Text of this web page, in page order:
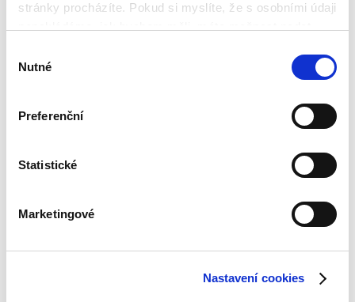
stránky procházíte. Pokud si myslíte, že s osobními údaji
však rádi, pokud se nejdříve obrátíte přímo na nás a
budeme tak moct Váš požadavek obratem vyřešit. Svoje
nastavení můžete kdykoliv změnit v zápatí stránky
„Nastavení cookies“.
souhlasu
Nutné
Preferenční
Statistické
Marketingové
Nastavení cookies
· Vast options of diversification
· Get a yield of up to 17 % p.a.
· Loans offered with a collateral or a buyback guarantee
· Liquidity through secondary market
Social Media
Bondster Instagram
About us